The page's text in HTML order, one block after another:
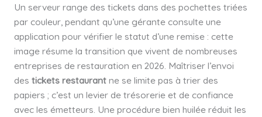
Un serveur range des tickets dans des pochettes triées
par couleur, pendant qu’une gérante consulte une
application pour vérifier le statut d’une remise : cette
image résume la transition que vivent de nombreuses
entreprises de restauration en 2026. Maîtriser l’envoi
des tickets restaurantne se limite pas à trier des
papiers ; c’est un levier de trésorerie et de confiance
avec les émetteurs. Une procédure bien huilée réduit les